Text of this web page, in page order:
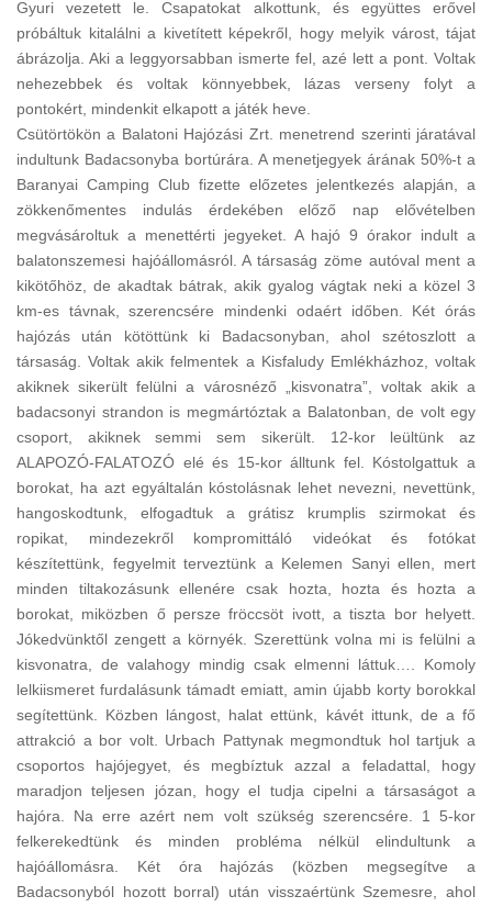
Gyuri vezetett le. Csapatokat alkottunk, és együttes erővel
próbáltuk kitalálni a kivetített képekről, hogy melyik várost, tájat
ábrázolja. Aki a leggyorsabban ismerte fel, azé lett a pont. Voltak
nehezebbek és voltak könnyebbek, lázas verseny folyt a
pontokért, mindenkit elkapott a játék heve.
Csütörtökön a Balatoni Hajózási Zrt. menetrend szerinti járatával
indultunk Badacsonyba bortúrára. A menetjegyek árának 50%-t a
Baranyai Camping Club fizette előzetes jelentkezés alapján, a
zökkenőmentes indulás érdekében előző nap elővételben
megvásároltuk a menettérti jegyeket. A hajó 9 órakor indult a
balatonszemesi hajóállomásról. A társaság zöme autóval ment a
kikötőhöz, de akadtak bátrak, akik gyalog vágtak neki a közel 3
km-es távnak, szerencsére mindenki odaért időben. Két órás
hajózás után kötöttünk ki Badacsonyban, ahol szétoszlott a
társaság. Voltak akik felmentek a Kisfaludy Emlékházhoz, voltak
akiknek sikerült felülni a városnéző „kisvonatra”, voltak akik a
badacsonyi strandon is megmártóztak a Balatonban, de volt egy
csoport, akiknek semmi sem sikerült. 12-kor leültünk az
ALAPOZÓ-FALATOZÓ elé és 15-kor álltunk fel. Kóstolgattuk a
borokat, ha azt egyáltalán kóstolásnak lehet nevezni, nevettünk,
hangoskodtunk, elfogadtuk a grátisz krumplis szirmokat és
ropikat, mindezekről kompromittáló videókat és fotókat
készítettünk, fegyelmit terveztünk a Kelemen Sanyi ellen, mert
minden tiltakozásunk ellenére csak hozta, hozta és hozta a
borokat, miközben ő persze fröccsöt ivott, a tiszta bor helyett.
Jókedvünktől zengett a környék. Szerettünk volna mi is felülni a
kisvonatra, de valahogy mindig csak elmenni láttuk…. Komoly
lelkiismeret furdalásunk támadt emiatt, amin újabb korty borokkal
segítettünk. Közben lángost, halat ettünk, kávét ittunk, de a fő
attrakció a bor volt. Urbach Pattynak megmondtuk hol tartjuk a
csoportos hajójegyet, és megbíztuk azzal a feladattal, hogy
maradjon teljesen józan, hogy el tudja cipelni a társaságot a
hajóra. Na erre azért nem volt szükség szerencsére. 1 5-kor
felkerekedtünk és minden probléma nélkül elindultunk a
hajóállomásra. Két óra hajózás (közben megsegítve a
Badacsonyból hozott borral) után visszaértünk Szemesre, ahol